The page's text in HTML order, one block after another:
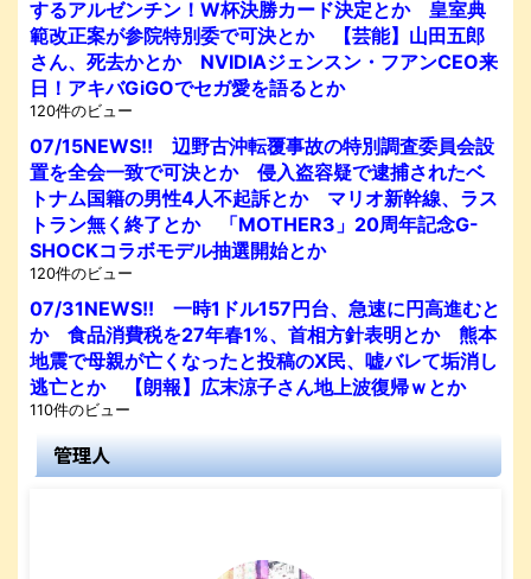
するアルゼンチン！W杯決勝カード決定とか 皇室典
範改正案が参院特別委で可決とか 【芸能】山田五郎
さん、死去かとか NVIDIAジェンスン・フアンCEO来
日！アキバGiGOでセガ愛を語るとか
120件のビュー
07/15NEWS!! 辺野古沖転覆事故の特別調査委員会設
置を全会一致で可決とか 侵入盗容疑で逮捕されたベ
トナム国籍の男性4人不起訴とか マリオ新幹線、ラス
トラン無く終了とか 「MOTHER3」20周年記念G-
SHOCKコラボモデル抽選開始とか
120件のビュー
07/31NEWS!! 一時1ドル157円台、急速に円高進むと
か 食品消費税を27年春1%、首相方針表明とか 熊本
地震で母親が亡くなったと投稿のX民、嘘バレて垢消し
逃亡とか 【朗報】広末涼子さん地上波復帰ｗとか
110件のビュー
管理人